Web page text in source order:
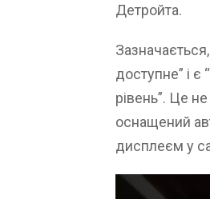
Детройта.
доступне” і
рівень”. Це
оснащений
дисплеєм у